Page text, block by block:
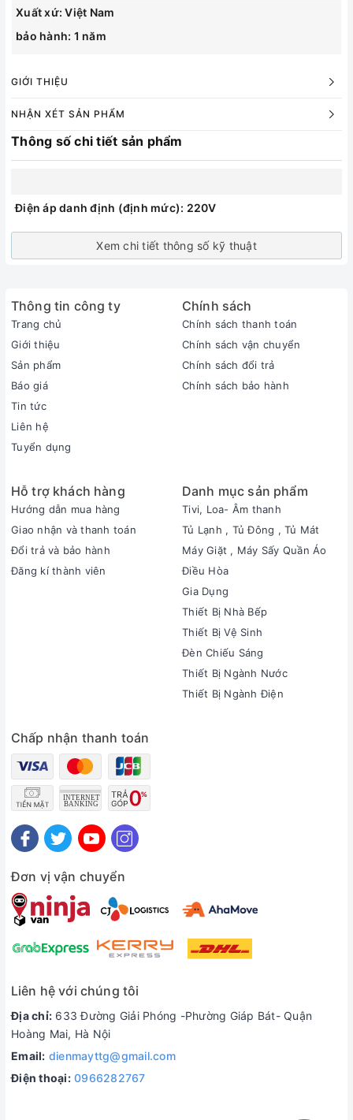
Xuất xứ: Việt Nam
bảo hành: 1 năm
GIỚI THIỆU
NHẬN XÉT SẢN PHẨM
Thông số chi tiết sản phẩm
Điện áp danh định (định mức): 220V
Xem chi tiết thông số kỹ thuật
Thông tin công ty
Trang chủ
Giới thiệu
Sản phẩm
Báo giá
Tin tức
Liên hệ
Tuyển dụng
Chính sách
Chính sách thanh toán
Chính sách vận chuyển
Chính sách đổi trả
Chính sách bảo hành
Hỗ trợ khách hàng
Hướng dẫn mua hàng
Giao nhận và thanh toán
Đổi trả và bảo hành
Đăng kí thành viên
Danh mục sản phẩm
Tivi, Loa- Âm thanh
Tủ Lạnh , Tủ Đông , Tủ Mát
Máy Giặt , Máy Sấy Quần Áo
Điều Hòa
Gia Dụng
Thiết Bị Nhà Bếp
Thiết Bị Vệ Sinh
Đèn Chiếu Sáng
Thiết Bị Ngành Nước
Thiết Bị Ngành Điện
Chấp nhận thanh toán
Đơn vị vận chuyển
Liên hệ với chúng tôi
Địa chỉ: 633 Đường Giải Phóng -Phường Giáp Bát- Quận
Hoàng Mai, Hà Nội
Email: dienmayttg@gmail.com
Điện thoại: 0966282767